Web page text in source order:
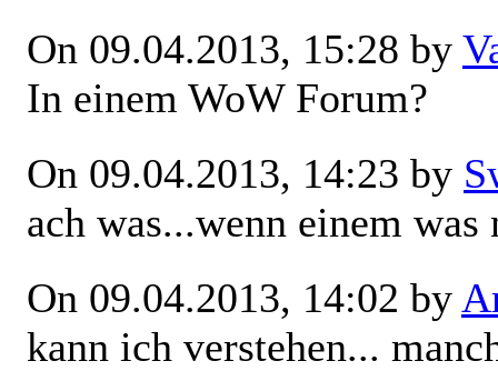
On 09.04.2013, 15:28 by
In einem WoW Forum?
On 09.04.2013, 14:23 by
ach was...wenn einem
On 09.04.2013, 14:02 by
kann ich verstehen...